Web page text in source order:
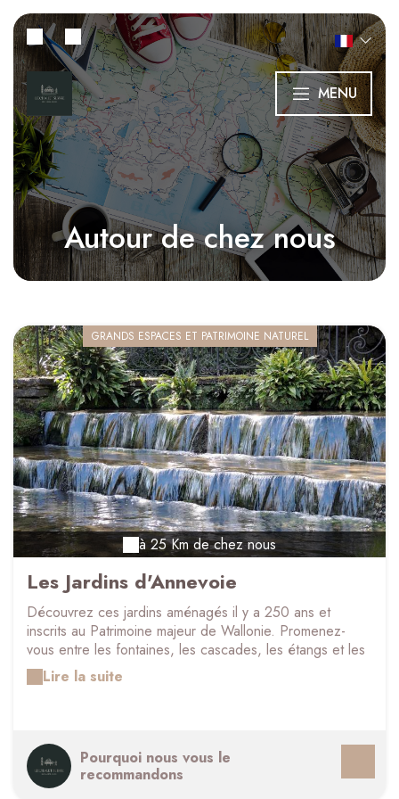
MENU
Autour de chez nous
GRANDS ESPACES ET PATRIMOINE NATUREL
à 25 Km de chez nous
Les Jardins d'Annevoie
Découvrez ces jardins aménagés il y a 250 ans et
inscrits au Patrimoine majeur de Wallonie. Promenez-
vous entre les fontaines, les cascades, les étangs et les
jets d'eau, à travers les jardins à la française ordonnés, à
l'italienne intimistes ou encore à l'anglaise plus sauvages.
d'eau en Belgique. Aménagé au XVIIIe siècle, ils figurent
parmi les plus beaux d'Europe. Ce Patrimoine majeur de
Wallonie, où règne le charme de la nature est à
Lire la suite
Pourquoi nous vous le
recommandons